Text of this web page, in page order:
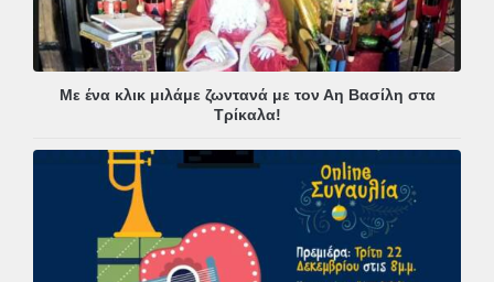
Με ένα κλικ μιλάμε ζωντανά με τον Αη Βασίλη στα
Τρίκαλα!